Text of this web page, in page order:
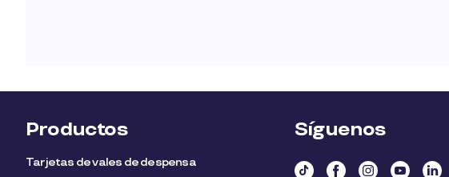
Productos
Tarjetas de vales de despensa
Síguenos